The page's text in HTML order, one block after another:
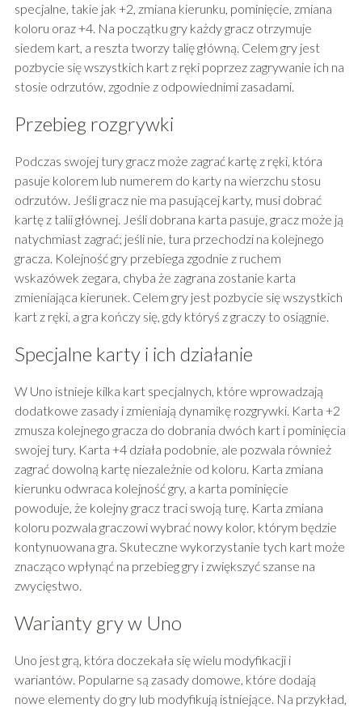
specjalne, takie jak +2, zmiana kierunku, pominięcie, zmiana
koloru oraz +4. Na początku gry każdy gracz otrzymuje
siedem kart, a reszta tworzy talię główną. Celem gry jest
pozbycie się wszystkich kart z ręki poprzez zagrywanie ich na
stosie odrzutów, zgodnie z odpowiednimi zasadami.
Przebieg rozgrywki
Podczas swojej tury gracz może zagrać kartę z ręki, która
pasuje kolorem lub numerem do karty na wierzchu stosu
odrzutów. Jeśli gracz nie ma pasującej karty, musi dobrać
kartę z talii głównej. Jeśli dobrana karta pasuje, gracz może ją
natychmiast zagrać; jeśli nie, tura przechodzi na kolejnego
gracza. Kolejność gry przebiega zgodnie z ruchem
wskazówek zegara, chyba że zagrana zostanie karta
zmieniająca kierunek. Celem gry jest pozbycie się wszystkich
kart z ręki, a gra kończy się, gdy któryś z graczy to osiągnie.
Specjalne karty i ich działanie
W Uno istnieje kilka kart specjalnych, które wprowadzają
dodatkowe zasady i zmieniają dynamikę rozgrywki. Karta +2
zmusza kolejnego gracza do dobrania dwóch kart i pominięcia
swojej tury. Karta +4 działa podobnie, ale pozwala również
zagrać dowolną kartę niezależnie od koloru. Karta zmiana
kierunku odwraca kolejność gry, a karta pominięcie
powoduje, że kolejny gracz traci swoją turę. Karta zmiana
koloru pozwala graczowi wybrać nowy kolor, którym będzie
kontynuowana gra. Skuteczne wykorzystanie tych kart może
znacząco wpłynąć na przebieg gry i zwiększyć szanse na
zwycięstwo.
Warianty gry w Uno
Uno jest grą, która doczekała się wielu modyfikacji i
wariantów. Popularne są zasady domowe, które dodają
nowe elementy do gry lub modyfikują istniejące. Na przykład,